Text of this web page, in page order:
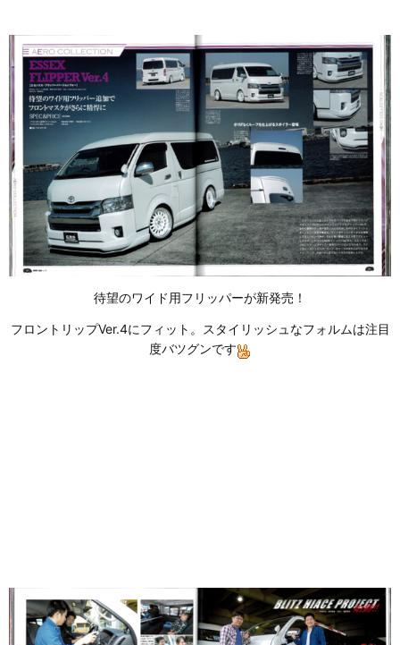
待望のワイド用フリッパーが新発売！
フロントリップVer.4にフィット。スタイリッシュなフォルムは注目
度バツグンです